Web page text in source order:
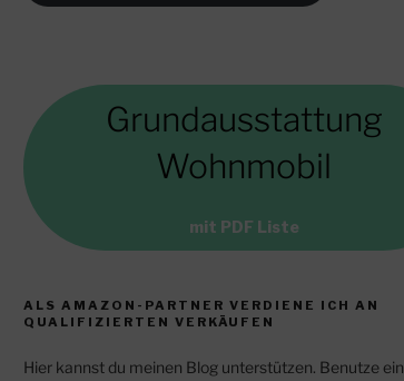
Grundausstattung
Wohnmobil
mit PDF Liste
ALS AMAZON-PARTNER VERDIENE ICH AN
QUALIFIZIERTEN VERKÄUFEN
Hier kannst du meinen Blog unterstützen. Benutze